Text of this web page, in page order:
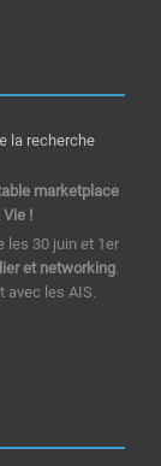
marketplace
!
les 30 juin et 1er
et networking.
avec les AIS.